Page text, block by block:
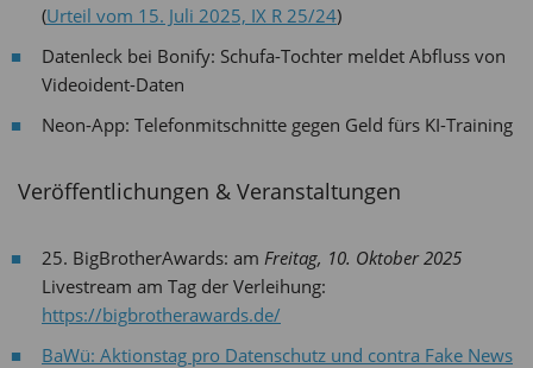
(Urteil vom 15. Juli 2025, IX R 25/24)
Datenleck bei Bonify: Schufa-Tochter meldet Abfluss von
Videoident-Daten
Neon-App: Telefonmitschnitte gegen Geld fürs KI-Training
Veröffentlichungen & Veranstaltungen
25. BigBrotherAwards: am Freitag, 10. Oktober 2025
Livestream am Tag der Verleihung:
https://bigbrotherawards.de/
BaWü: Aktionstag pro Datenschutz und contra Fake News